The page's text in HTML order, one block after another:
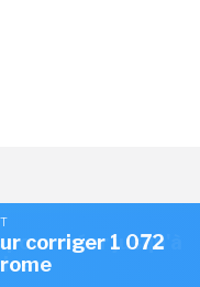
pour créer jusqu'à
corriger 1 072